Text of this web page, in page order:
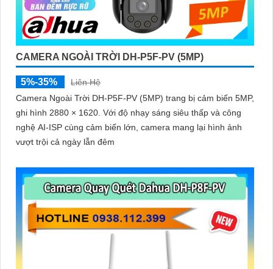
CAMERA NGOÀI TRỜI DH-P5F-PV (5MP)
5%-35%
Liên Hệ
Camera Ngoài Trời DH-P5F-PV (5MP) trang bị cảm biến 5MP,
ghi hình 2880 × 1620. Với độ nhạy sáng siêu thấp và công
nghệ AI-ISP cùng cảm biến lớn, camera mang lại hình ảnh
vượt trội cả ngày lẫn đêm